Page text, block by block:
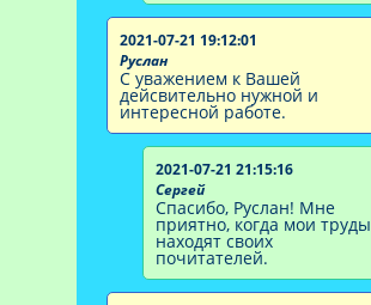
2021-07-21 19:12:01
Руслан
С уважением к Вашей
дейсвительно нужной и
интересной работе.
2021-07-21 21:15:16
Сергей
Спасибо, Руслан! Мне
приятно, когда мои труды
находят своих
почитателей.